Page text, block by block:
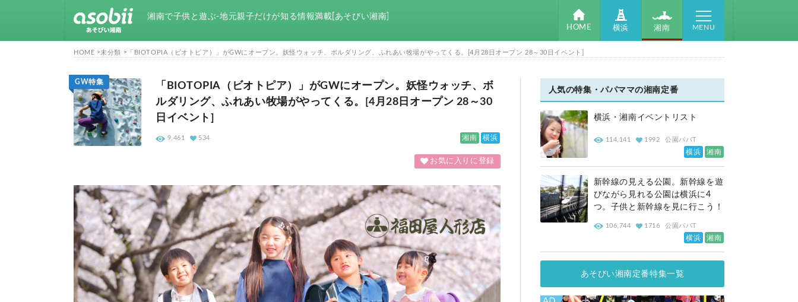
湘南で子供と遊ぶ-地元親子だけが知る情報満載[あそびい湘南]
HOME 横浜 湘南 MENU
HOME 未分類 「BIOTOPIA（ビオトピア）」がGWにオープン。妖怪ウォッチ、ボルダリング、ふれあい牧場がやってくる。[4月28日オープン 28～30日イベント]
GW特集
「BIOTOPIA（ビオトピア）」がGWにオープン。妖怪ウォッチ、ボ
ルダリング、ふれあい牧場がやってくる。[4月28日オープン 28～30
日イベント]
湘南 横浜
9,461 534
お気に入りに登録
人気の特集・パパママの湘南定番
横浜・湘南イベントリスト
114,141 1992 公園パパT
横浜 湘南
新幹線の見える公園。新幹線を遊
びながら見れる公園は横浜に4
つ。子供と新幹線を見に行こう！
106,744 1716 公園パパT
横浜 湘南
あそびい湘南定番特集一覧